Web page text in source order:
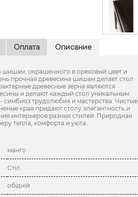
Описание
Оплата
шишам, окрашенного в ореховый цвет и
прочная древесина шишам делает стол
древесные зерна являются
и делают каждый стол уникальным.
симбиоз трудолюбия и мастерства. Чистые
края придают столу элегантность и
интерьеров разных стилей. Природная
тепла, комфорта и уюта.
манго
Стіл
обідній